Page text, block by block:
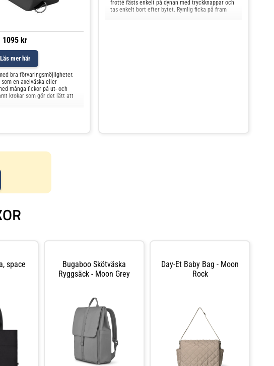
1095 kr
Läs mer här
bra förvaringsmöjligheter.
en axelväska eller
många fickor på ut- och
krokar som gör det lätt att
frotté fästs enkelt på dynan med tryckknappar och
tas enkelt bort efter bytet. Rymlig ficka på fram
space
Bugaboo Skötväska
Ryggsäck - Moon Grey
Day-Et Baby Bag - Moon
Rock